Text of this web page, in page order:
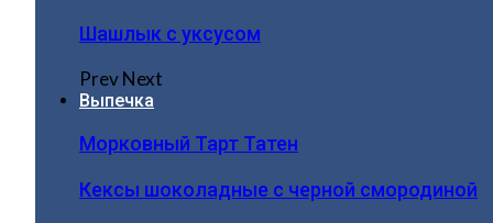
Шашлык с уксусом
PrevNext
Выпечка
Морковный Тарт Татен
Кексы шоколадные с черной смородиной